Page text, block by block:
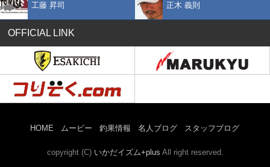
工藤 昇司 正木 義則
OFFICIAL LINK
HOME ムービー 釣果情報 名人ブログ スタッフブログ
copyright (C) いかだイズム+plus All right reserved.